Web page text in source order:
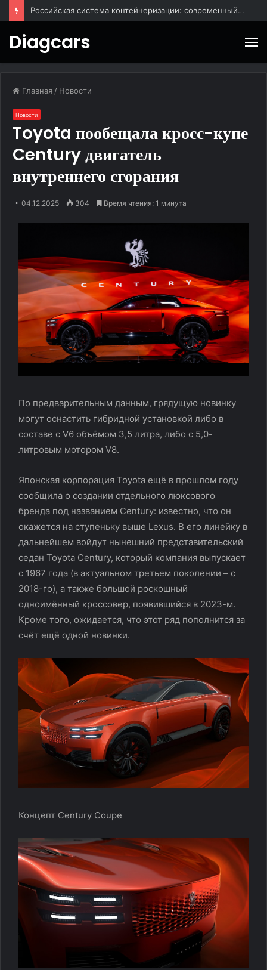
BAIC X55: городской кроссовер для повседневных поездок
Diagcars
Главная / Новости
Новости
Toyota пообещала кросс-купе
Century двигатель
внутреннего сгорания
04.12.2025 304 Время чтения: 1 минута
По предварительным данным, грядущую новинку
могут оснастить гибридной установкой либо в
составе с V6 объёмом 3,5 литра, либо с 5,0-
литровым мотором V8.
Японская корпорация Toyota ещё в прошлом году
сообщила о создании отдельного люксового
бренда под названием Century: известно, что он
окажется на ступеньку выше Lexus. В его линейку в
дальнейшем войдут нынешний представительский
седан Toyota Century, который компания выпускает
с 1967 года (в актуальном третьем поколении – с
2018-го), а также большой роскошный
одноимённый кроссовер, появившийся в 2023-м.
Кроме того, ожидается, что этот ряд пополнится за
счёт ещё одной новинки.
Концепт Century Coupe